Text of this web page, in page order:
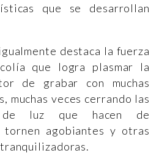
que se desarrollan
destaca la fuerza
que logra plasmar la
de grabar con muchas
muchas veces cerrando las
luz que hacen de
tornen agobiantes y otras